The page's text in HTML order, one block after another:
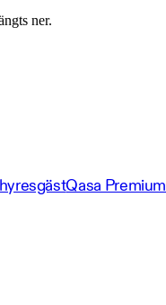
ner.
Qasa Premium